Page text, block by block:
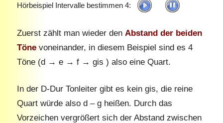
Hörbeispiel Intervalle bestimmen 4:
Zuerst zählt man wieder den Abstand der beiden
Tönevoneinander, in diesem Beispiel sind es 4
Töne (d → e → f → gis ) also eine Quart.
In der D-Dur Tonleiter gibt es kein gis, die reine
Quart würde also d – g heißen. Durch das
Vorzeichen vergrößert sich der Abstand zwischen